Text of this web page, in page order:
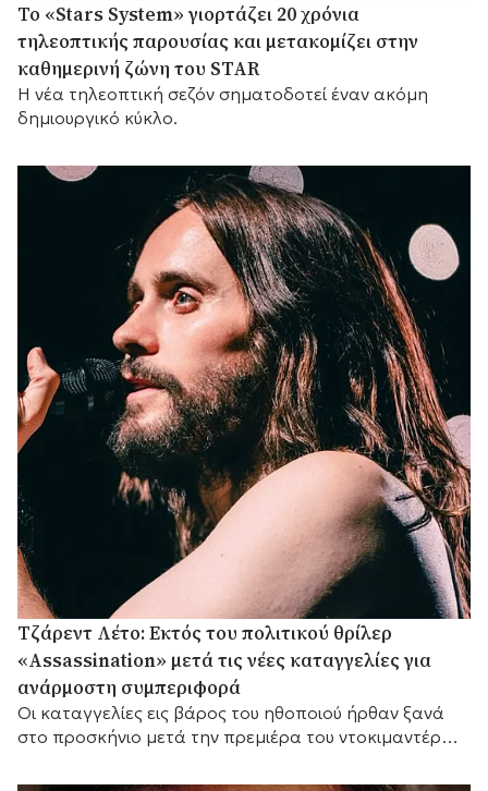
Το «Stars System» γιορτάζει 20 χρόνια
τηλεοπτικής παρουσίας και μετακομίζει στην
καθημερινή ζώνη του STAR
Η νέα τηλεοπτική σεζόν σηματοδοτεί έναν ακόμη
δημιουργικό κύκλο.
Τζάρεντ Λέτο: Εκτός του πολιτικού θρίλερ
«Assassination» μετά τις νέες καταγγελίες για
ανάρμοστη συμπεριφορά
Οι καταγγελίες εις βάρος του ηθοποιού ήρθαν ξανά
στο προσκήνιο μετά την πρεμιέρα του ντοκιμαντέρ